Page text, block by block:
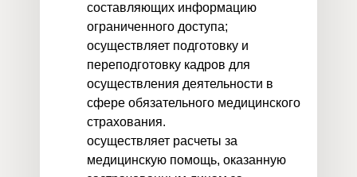
составляющих информацию
ограниченного доступа;
осуществляет подготовку и
переподготовку кадров для
осуществления деятельности в
сфере обязательного медицинского
страхования.
осуществляет расчеты за
медицинскую помощь, оказанную